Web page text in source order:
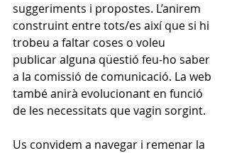
suggeriments i propostes. L’anirem
construint entre tots/es així que si hi
trobeu a faltar coses o voleu
publicar alguna qüestió feu-ho saber
a la comissió de comunicació. La web
també anirà evolucionant en funció
de les necessitats que vagin sorgint.
Us convidem a navegar i remenar la